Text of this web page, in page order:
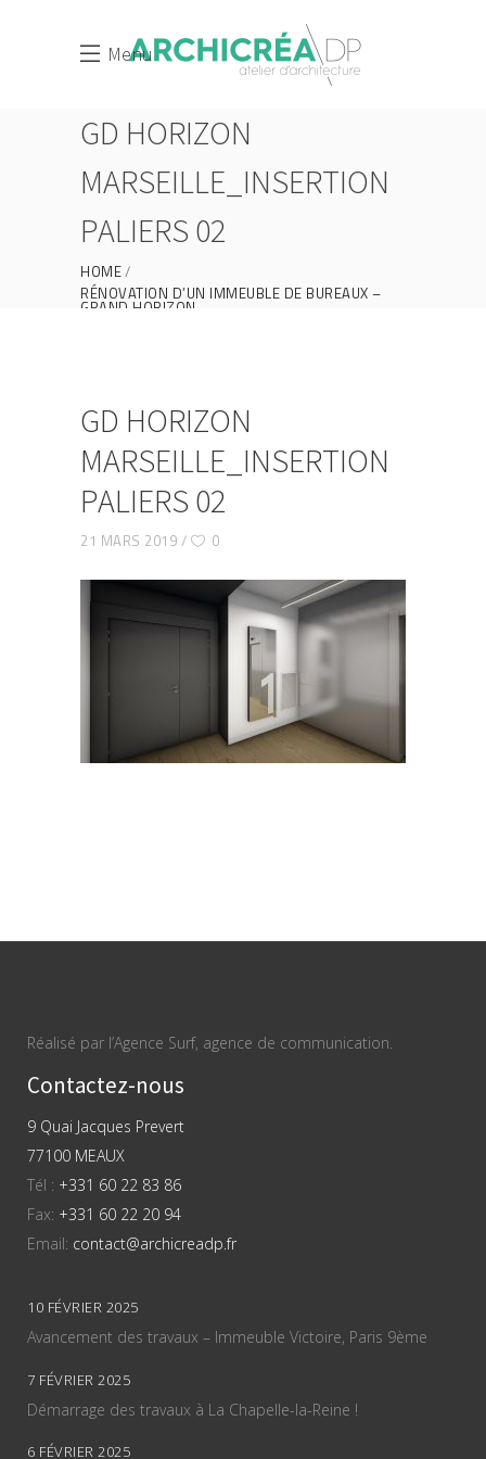
Menu
GD HORIZON
MARSEILLE_INSERTION
PALIERS 02
HOME
RÉNOVATION D’UN IMMEUBLE DE BUREAUX –
GRAND HORIZON
GD HORIZON
MARSEILLE_INSERTION
PALIERS 02
21 MARS 2019 0
Réalisé par l’Agence Surf, agence de communication.
Contactez-nous
9 Quai Jacques Prevert
77100 MEAUX
Tél : +331 60 22 83 86
Fax: +331 60 22 20 94
Email: contact@archicreadp.fr
10 FÉVRIER 2025
Avancement des travaux – Immeuble Victoire, Paris 9ème
7 FÉVRIER 2025
Démarrage des travaux à La Chapelle-la-Reine !
6 FÉVRIER 2025